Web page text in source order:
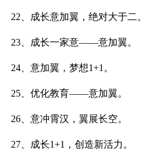
22、成长意加翼，绝对大于二。
23、成长一家意——意加翼。
24、意加翼，梦想1+1。
25、优化教育——意加翼。
26、意冲霄汉，翼展长空。
27、成长1+1，创造新活力。